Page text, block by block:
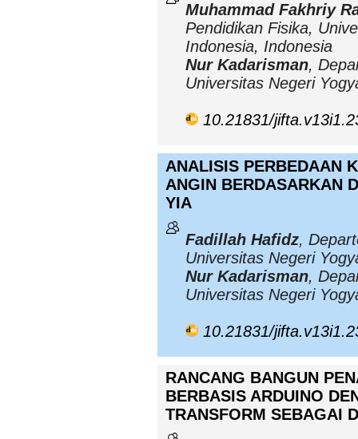
Muhammad Fakhriy
Pendidikan Fisika,
Indonesia, Indonesia
Nur Kadarisman,
Universitas Negeri
10.21831/
ANALISIS PERBEDAAN
ANGIN BERDASARKAN
YIA
Fadillah Hafidz,
Universitas Negeri
Nur Kadarisman,
Universitas Negeri
10.21831/
RANCANG BANGUN
BERBASIS ARDUINO
TRANSFORM SEBAGAI